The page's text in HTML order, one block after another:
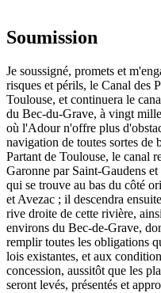
Soumission
Je soussigné, promets et
risques et périls, le Canal des
Toulouse, et continuera le
du Bec-du-Grave, à vingt
où l'Adour n'offre plus
navigation de toutes sortes de
Partant de Toulouse, le canal
Garonne par Saint-Gaudens
qui se trouve au bas du côté
et Avezac ; il descendra
rive droite de cette rivière,
environs du Bec-de-Grave,
remplir toutes les obligations
lois existantes, et aux
concession, aussitôt que les
seront levés, présentés et